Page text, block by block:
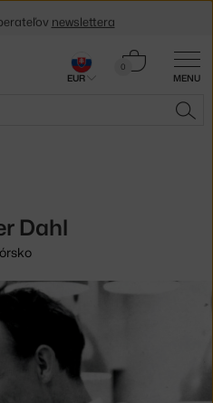
MENU
0
Košík
Dahl
newslettera
EUR